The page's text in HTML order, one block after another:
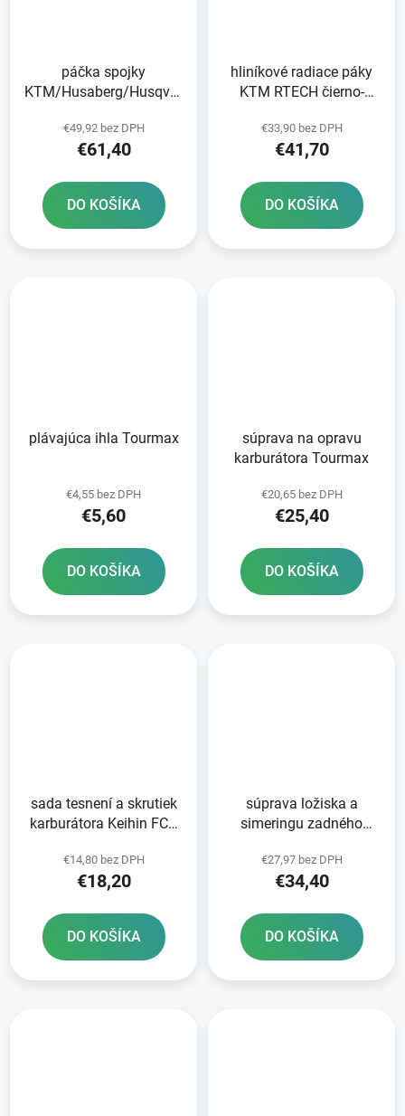
páčka spojky
KTM/Husaberg/Husqvarna/Beta
čierna
€49,92 bez DPH
€61,40
DO KOŠÍKA
hliníkové radiace páky
KTM RTECH čierno-
€33,90 bez DPH
€41,70
DO KOŠÍKA
plávajúca ihla Tourmax
€4,55 bez DPH
€5,60
DO KOŠÍKA
súprava na opravu
karburátora Tourmax
€20,65 bez DPH
€25,40
DO KOŠÍKA
sada tesnení a skrutiek
karburátora Keihin FCR
€14,80 bez DPH
€18,20
DO KOŠÍKA
súprava ložiska a
simeringu zadného
€27,97 bez DPH
€34,40
DO KOŠÍKA